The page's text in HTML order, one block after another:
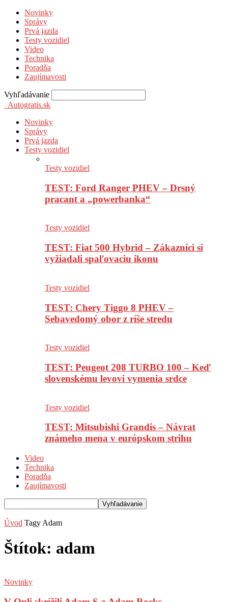
Novinky
Správy
Prvá jazda
Testy vozidiel
Video
Technika
Poradňa
Zaujímavosti
Vyhľadávanie
Autogratis.sk
Novinky
Správy
Prvá jazda
Testy vozidiel
Testy vozidiel
TEST: Ford Ranger PHEV – Drsný
pracant a „powerbanka“
Testy vozidiel
TEST: Fiat 500 Hybrid – Zákazníci si
vyžiadali spaľovaciu ikonu
Testy vozidiel
TEST: Chery Tiggo 8 PHEV –
Sebavedomý obor z ríše stredu
Testy vozidiel
TEST: Peugeot 208 TURBO 100 – Keď
slovenskému levovi vymenia srdce
Testy vozidiel
TEST: Mitsubishi Grandis – Návrat
známeho mena v európskom strihu
Video
Technika
Poradňa
Zaujímavosti
Úvod Tagy Adam
Štítok: adam
Novinky